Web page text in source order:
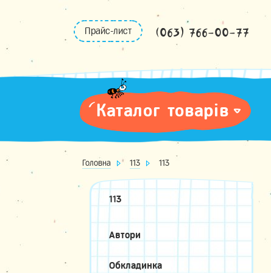
Прайс-лист (063) 766-00-77
Каталог товарів
Головна 113 113
113
Автори
Обкладинка